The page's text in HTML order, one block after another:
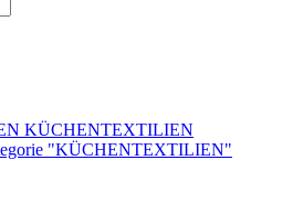
KÜCHENTEXTILIEN
"KÜCHENTEXTILIEN"